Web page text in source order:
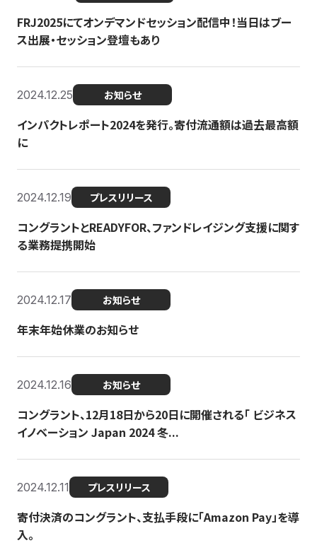
FRJ2025にてオンデマンドセッション配信中！当日はブー
ス出展・セッション登壇もあり
2024.12.25 お知らせ
インパクトレポート2024を発行。寄付流通額は過去最高額
に
2024.12.19 プレスリリース
コングラントとREADYFOR、ファンドレイジング支援に関す
る業務提携開始
2024.12.17 お知らせ
年末年始休業のお知らせ
2024.12.16 お知らせ
コングラント、12月18日から20日に開催される「 ビジネス
イノベーション Japan 2024 冬...
2024.12.11 プレスリリース
寄付決済のコングラント、支払手段に「Amazon Pay」を導
入。